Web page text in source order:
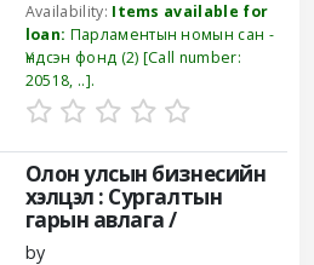
Availability: Items available for
loan: Парламентын номын сан -
Үндсэн фонд (2) Call number:
20518, .. .
Олон улсын бизнесийн
хэлцэл : Сургалтын
гарын авлага /
by